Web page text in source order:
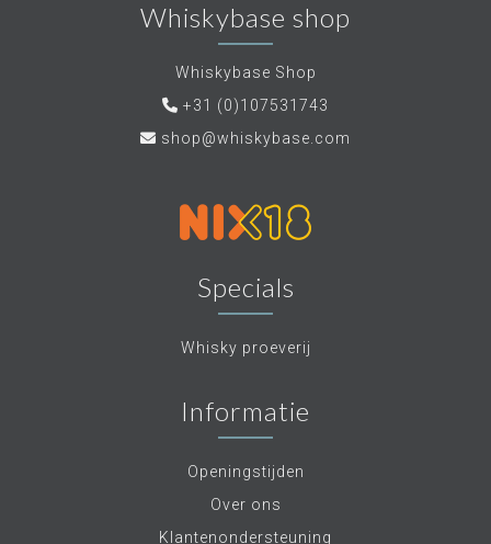
Whiskybase shop
Whiskybase Shop
+31 (0)107531743
shop@whiskybase.com
Specials
Whisky proeverij
Informatie
Openingstijden
Over ons
Klantenondersteuning